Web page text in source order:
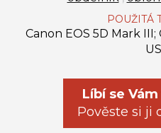
POUŽITÁ
Canon EOS 5D Mark
Líbí se
Pověste si ji